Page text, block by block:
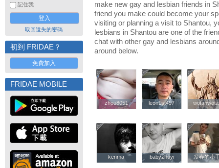
記住我
取回遺失的密碼
初到 FRIDAE？
免費加入
FRIDAE MOBILE
make new gay and lesbian friends in
friend you make could become your
visiting or planning a visit to Shantou,
lesbians in Shantou are one of the
chat with other gay and lesbians
around below.
zhou8051
zhou8051 leon1st497
leon1st497
kenma
kenma babyzhuyi
babyzhuyi 发春的小
发春的小